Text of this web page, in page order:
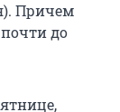
Причем
до